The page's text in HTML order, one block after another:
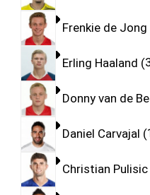
Frenkie de Jong
Erling Haaland
Donny van de
Daniel Carvajal
Christian Pulisic